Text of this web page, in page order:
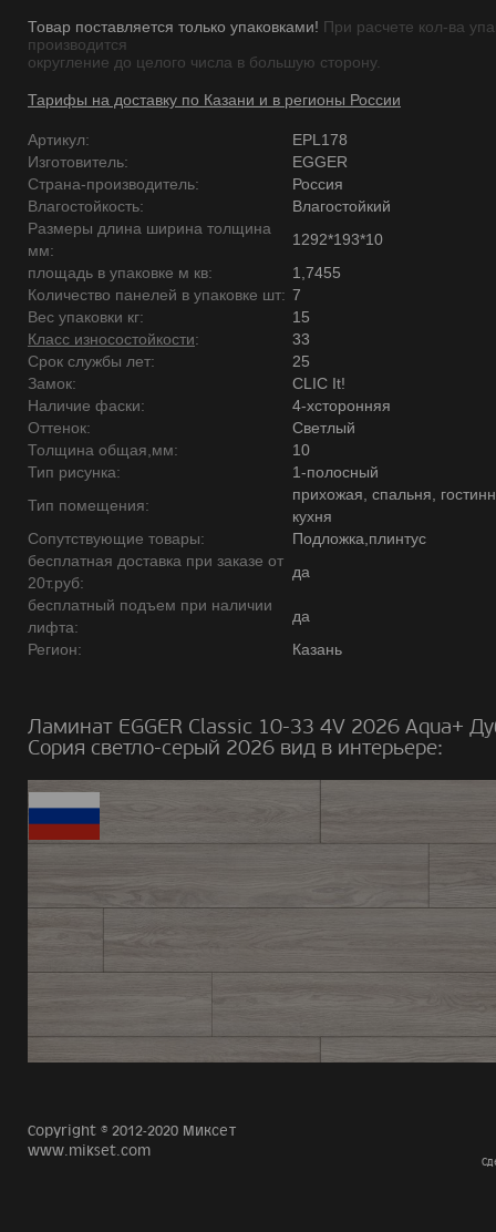
Товар поставляется только упаковками! При расчете кол-ва
производится
округление до целого числа в большую сторону.
Тарифы на доставку по Казани и в регионы России
Артикул:
EPL178
Изготовитель:
EGGER
Страна-производитель:
Россия
Влагостойкость:
Влагостойкий
Размеры длина ширина толщина
мм:
1292*193*10
площадь в упаковке м кв:
1,7455
Количество панелей в упаковке шт: 7
Вес упаковки кг:
15
Класс износостойкости:
33
Срок службы лет:
25
Замок:
CLIC It!
Наличие фаски:
4-хсторонняя
Оттенок:
Светлый
Толщина общая,мм:
10
Тип рисунка:
1-полосный
Тип помещения:
прихожая, спальня,
кухня
Сопутствующие товары:
Подложка,плинтус
бесплатная доставка при заказе от
20т.руб:
да
бесплатный подъем при наличии
лифта:
да
Регион:
Казань
Ламинат EGGER Classic 10-33 4V 2026 Aqua+
Сория светло-серый 2026 вид в интерьере:
Copyright © 2012-2020 Миксет
www.mikset.com